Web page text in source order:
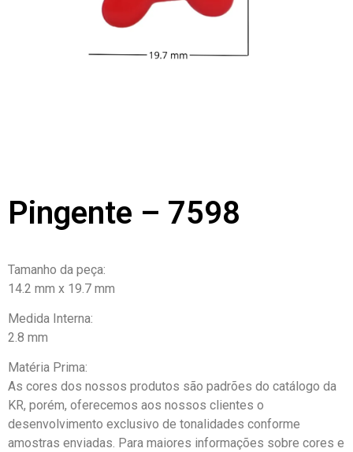
Pingente – 7598
Tamanho da peça:
14.2 mm x 19.7 mm
Medida Interna:
2.8 mm
Matéria Prima:
As cores dos nossos produtos são padrões do catálogo da
KR, porém, oferecemos aos nossos clientes o
desenvolvimento exclusivo de tonalidades conforme
amostras enviadas. Para maiores informações sobre cores e